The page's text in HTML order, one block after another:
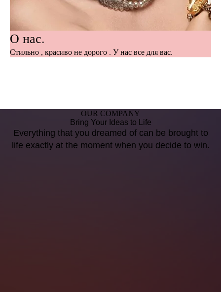
О нас.
Стильно , красиво не дорого . У нас все для вас.
OUR COMPANY
Bring Your Ideas to Life
Everything that you dreamed of can be brought to
life exactly at the moment when you decide to win.